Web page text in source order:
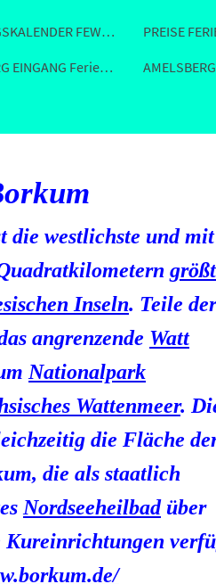
BELEGUNGSKALENDER FEWO LEER Ferienhaus 26789
AMELSBERG EINGANG Ferienhaus Fewo in Leer
die westlichste und mit
Inseln. Teile der
angrenzende Watt
Nationalpark
Wattenmeer.
die Fläche
die als staatlich
Nordseeheilbadüber
Kureinrichtungen